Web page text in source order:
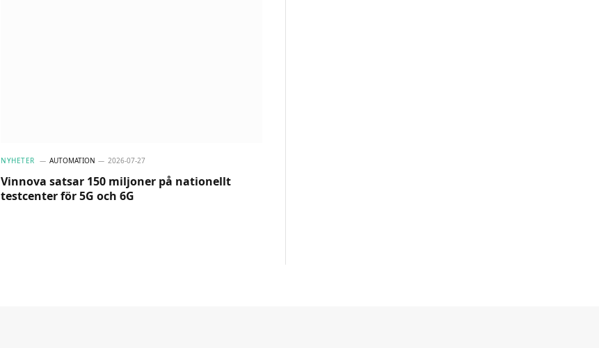
NYHETER AUTOMATION 2026-07-27
Vinnova satsar 150 miljoner på nationellt
testcenter för 5G och 6G